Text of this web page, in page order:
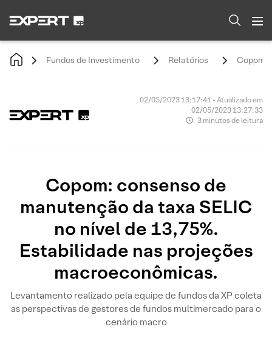
Fundos de Investimento Relatórios Copom:
02/05/2023 13:17:41 • Atualizado em
02/05/2023 13:27:33
3 minutos de leitura
Copom: consenso de
manutenção da taxa SELIC
no nível de 13,75%.
Estabilidade nas projeções
macroeconômicas.
Levantamento realizado pela equipe de fundos da XP coleta
as perspectivas de gestores de fundos multimercado para o
cenário macro